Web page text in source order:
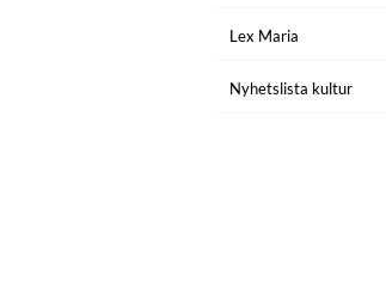
Lex Maria
Nyhetslista kultur